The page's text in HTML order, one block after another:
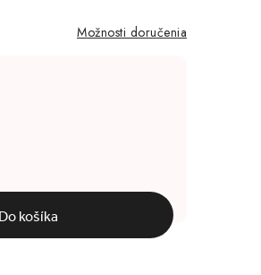
Možnosti doručenia
Do košíka